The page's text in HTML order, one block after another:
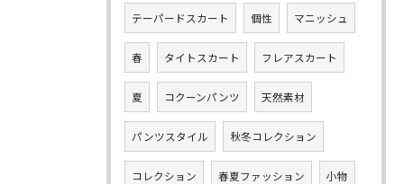
テーパードスカート 個性 マニッシュ
春 タイトスカート フレアスカート
夏 コクーンパンツ 天然素材
パンツスタイル 秋冬コレクション
コレクション 春夏ファッション 小物